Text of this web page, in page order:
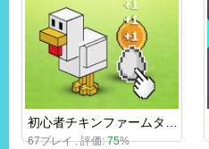
67プレイ . 評価:75%